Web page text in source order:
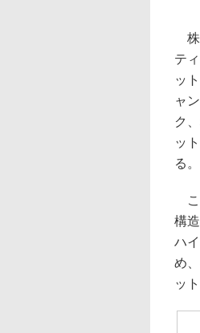
株
テ
ッ
ャ
ク
ッ
る。
こ
構
ハ
め
ッ